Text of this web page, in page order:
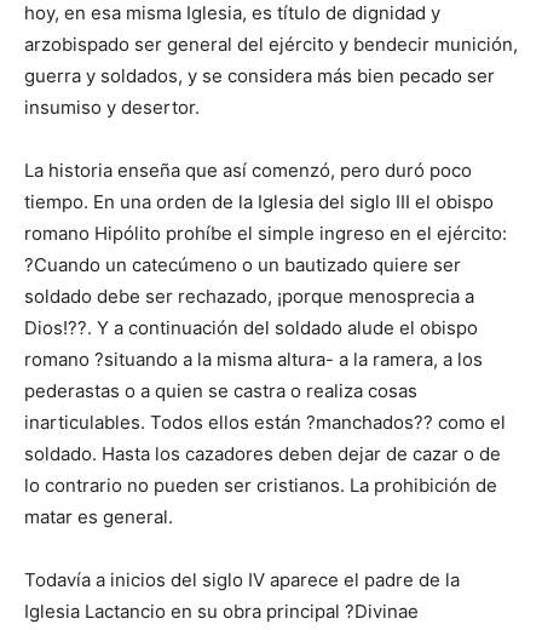
hoy, en esa misma Iglesia, es título de dignidad y
arzobispado ser general del ejército y bendecir munición,
guerra y soldados, y se considera más bien pecado ser
insumiso y desertor.
La historia enseña que así comenzó, pero duró poco
tiempo. En una orden de la Iglesia del siglo III el obispo
romano Hipólito prohíbe el simple ingreso en el ejército:
?Cuando un catecúmeno o un bautizado quiere ser
soldado debe ser rechazado, ¡porque menosprecia a
Dios!??. Y a continuación del soldado alude el obispo
romano ?situando a la misma altura- a la ramera, a los
pederastas o a quien se castra o realiza cosas
inarticulables. Todos ellos están ?manchados?? como el
soldado. Hasta los cazadores deben dejar de cazar o de
lo contrario no pueden ser cristianos. La prohibición de
matar es general.
Todavía a inicios del siglo IV aparece el padre de la
Iglesia Lactancio en su obra principal ?Divinae